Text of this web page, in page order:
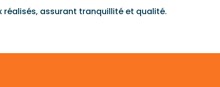
réalisés, assurant tranquillité et qualité.